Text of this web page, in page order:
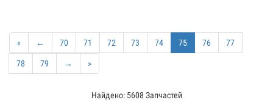
« ← 70 71 72 73 74 75 76 77
78 79 → »
Найдено: 5608 Запчастей